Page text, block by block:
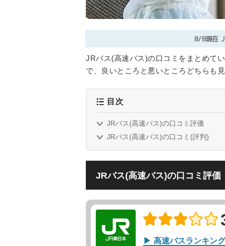
8/8現在
JRバス(高速バス)の口コミをまとめて
で、良いところと悪いところどちらも
目次
JRバス(高速バス)の口コミ評価
JRバス(高速バス)の口コミ(評判)
JRバス(高速バス)の口コミ評価
高速バスランキング